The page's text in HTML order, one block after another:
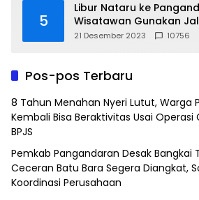
5
Libur Nataru ke
Wisatawan Gunakan
21 Desember 2023 10756
Pos-pos Terbaru
8 Tahun Menahan Nyeri Lutut, Warga
Kembali Bisa Beraktivitas Usai
BPJS
Pemkab Pangandaran Desak Bangkai
Ceceran Batu Bara Segera Diangkat,
Koordinasi Perusahaan